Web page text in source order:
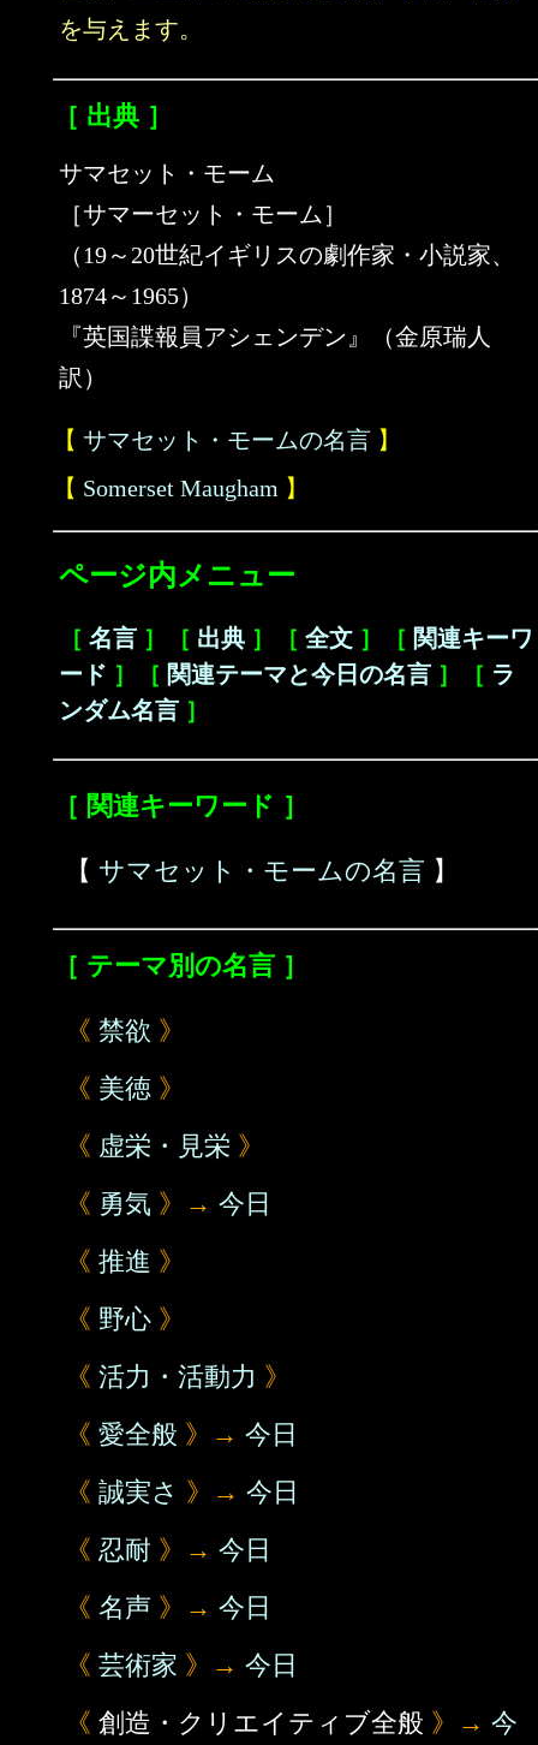
を与えます。
［ 出典 ］
サマセット・モーム
［サマーセット・モーム］
（19～20世紀イギリスの劇作家・小説家、
1874～1965）
『英国諜報員アシェンデン』（金原瑞人
訳）
【 サマセット・モームの名言 】
【 Somerset Maugham 】
ページ内メニュー
［ 名言 ］［ 出典 ］［ 全文 ］［ 関連キーワ
ード ］［ 関連テーマと今日の名言 ］［ ラ
ンダム名言 ］
［ 関連キーワード ］
【 サマセット・モームの名言 】
［ テーマ別の名言 ］
《 禁欲 》
《 美徳 》
《 虚栄・見栄 》
《 勇気 》→ 今日
《 推進 》
《 野心 》
《 活力・活動力 》
《 愛全般 》→ 今日
《 誠実さ 》→ 今日
《 忍耐 》→ 今日
《 名声 》→ 今日
《 芸術家 》→ 今日
《 創造・クリエイティブ全般 》→ 今